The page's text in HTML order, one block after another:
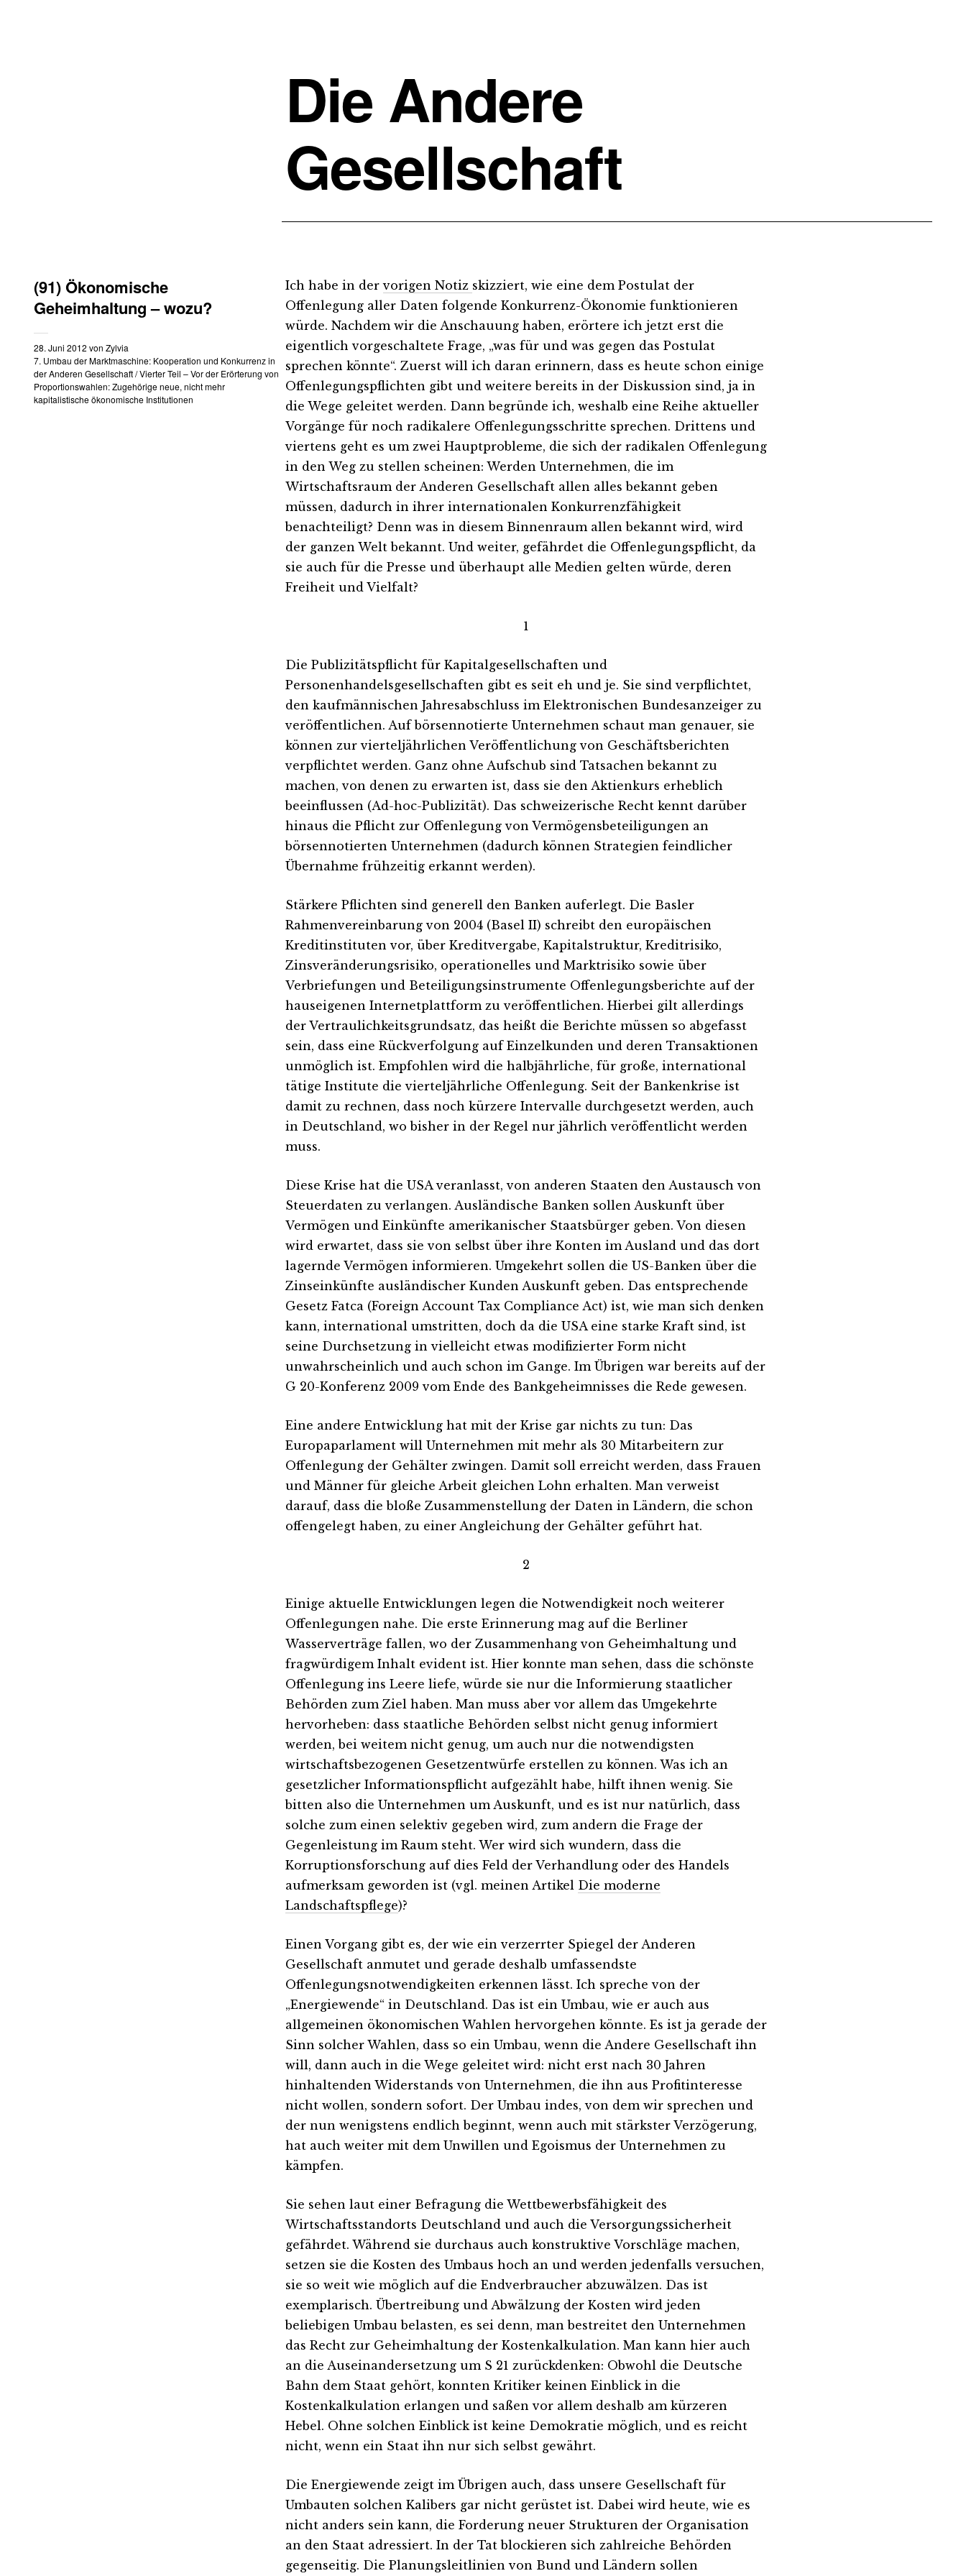
Die Andere
Gesellschaft
(91) Ökonomische
Geheimhaltung – wozu?
28. Juni 2012 von Zylvia
7. Umbau der Marktmaschine: Kooperation und Konkurrenz in
der Anderen Gesellschaft/Vierter Teil – Vor der Erörterung von
Proportionswahlen: Zugehörige neue, nicht mehr
kapitalistische ökonomische Institutionen
Ich habe in dervorigen Notiz skizziert, wie eine dem Postulat der
Offenlegung aller Daten folgende Konkurrenz-Ökonomie funktionieren
würde. Nachdem wir die Anschauung haben, erörtere ich jetzt erst die
eigentlich vorgeschaltete Frage, „was für und was gegen das Postulat
sprechen könnte“. Zuerst will ich daran erinnern, dass es heute schon einige
Offenlegungspflichten gibt und weitere bereits in der Diskussion sind, ja in
die Wege geleitet werden. Dann begründe ich, weshalb eine Reihe aktueller
Vorgänge für noch radikalere Offenlegungsschritte sprechen. Drittens und
viertens geht es um zwei Hauptprobleme, die sich der radikalen Offenlegung
in den Weg zu stellen scheinen: Werden Unternehmen, die im
Wirtschaftsraum der Anderen Gesellschaft allen alles bekannt geben
müssen, dadurch in ihrer internationalen Konkurrenzfähigkeit
benachteiligt? Denn was in diesem Binnenraum allen bekannt wird, wird
der ganzen Welt bekannt. Und weiter, gefährdet die Offenlegungspflicht, da
sie auch für die Presse und überhaupt alle Medien gelten würde, deren
Freiheit und Vielfalt?
1
Die Publizitätspflicht für Kapitalgesellschaften und
Personenhandelsgesellschaften gibt es seit eh und je. Sie sind verpflichtet,
den kaufmännischen Jahresabschluss im Elektronischen Bundesanzeiger zu
veröffentlichen. Auf börsennotierte Unternehmen schaut man genauer, sie
können zur vierteljährlichen Veröffentlichung von Geschäftsberichten
verpflichtet werden. Ganz ohne Aufschub sind Tatsachen bekannt zu
machen, von denen zu erwarten ist, dass sie den Aktienkurs erheblich
beeinflussen (Ad-hoc-Publizität). Das schweizerische Recht kennt darüber
hinaus die Pflicht zur Offenlegung von Vermögensbeteiligungen an
börsennotierten Unternehmen (dadurch können Strategien feindlicher
Übernahme frühzeitig erkannt werden).
Stärkere Pflichten sind generell den Banken auferlegt. Die Basler
Rahmenvereinbarung von 2004 (Basel II) schreibt den europäischen
Kreditinstituten vor, über Kreditvergabe, Kapitalstruktur, Kreditrisiko,
Zinsveränderungsrisiko, operationelles und Marktrisiko sowie über
Verbriefungen und Beteiligungsinstrumente Offenlegungsberichte auf der
hauseigenen Internetplattform zu veröffentlichen. Hierbei gilt allerdings
der Vertraulichkeitsgrundsatz, das heißt die Berichte müssen so abgefasst
sein, dass eine Rückverfolgung auf Einzelkunden und deren Transaktionen
unmöglich ist. Empfohlen wird die halbjährliche, für große, international
tätige Institute die vierteljährliche Offenlegung. Seit der Bankenkrise ist
damit zu rechnen, dass noch kürzere Intervalle durchgesetzt werden, auch
in Deutschland, wo bisher in der Regel nur jährlich veröffentlicht werden
muss.
Diese Krise hat die USA veranlasst, von anderen Staaten den Austausch von
Steuerdaten zu verlangen. Ausländische Banken sollen Auskunft über
Vermögen und Einkünfte amerikanischer Staatsbürger geben. Von diesen
wird erwartet, dass sie von selbst über ihre Konten im Ausland und das dort
lagernde Vermögen informieren. Umgekehrt sollen die US-Banken über die
Zinseinkünfte ausländischer Kunden Auskunft geben. Das entsprechende
Gesetz Fatca (Foreign Account Tax Compliance Act) ist, wie man sich denken
kann, international umstritten, doch da die USA eine starke Kraft sind, ist
seine Durchsetzung in vielleicht etwas modifizierter Form nicht
unwahrscheinlich und auch schon im Gange. Im Übrigen war bereits auf der
G 20-Konferenz 2009 vom Ende des Bankgeheimnisses die Rede gewesen.
Eine andere Entwicklung hat mit der Krise gar nichts zu tun: Das
Europaparlament will Unternehmen mit mehr als 30 Mitarbeitern zur
Offenlegung der Gehälter zwingen. Damit soll erreicht werden, dass Frauen
und Männer für gleiche Arbeit gleichen Lohn erhalten. Man verweist
darauf, dass die bloße Zusammenstellung der Daten in Ländern, die schon
offengelegt haben, zu einer Angleichung der Gehälter geführt hat.
2
Einige aktuelle Entwicklungen legen die Notwendigkeit noch weiterer
Offenlegungen nahe. Die erste Erinnerung mag auf die Berliner
Wasserverträge fallen, wo der Zusammenhang von Geheimhaltung und
fragwürdigem Inhalt evident ist. Hier konnte man sehen, dass die schönste
Offenlegung ins Leere liefe, würde sie nur die Informierung staatlicher
Behörden zum Ziel haben. Man muss aber vor allem das Umgekehrte
hervorheben: dass staatliche Behörden selbst nicht genug informiert
werden, bei weitem nicht genug, um auch nur die notwendigsten
wirtschaftsbezogenen Gesetzentwürfe erstellen zu können. Was ich an
gesetzlicher Informationspflicht aufgezählt habe, hilft ihnen wenig. Sie
bitten also die Unternehmen um Auskunft, und es ist nur natürlich, dass
solche zum einen selektiv gegeben wird, zum andern die Frage der
Gegenleistung im Raum steht. Wer wird sich wundern, dass die
Korruptionsforschung auf dies Feld der Verhandlung oder des Handels
aufmerksam geworden ist (vgl. meinen Artikel Die moderne
Landschaftspflege)?
Einen Vorgang gibt es, der wie ein verzerrter Spiegel der Anderen
Gesellschaft anmutet und gerade deshalb umfassendste
Offenlegungsnotwendigkeiten erkennen lässt. Ich spreche von der
„Energiewende“ in Deutschland. Das ist ein Umbau, wie er auch aus
allgemeinen ökonomischen Wahlen hervorgehen könnte. Es ist ja gerade der
Sinn solcher Wahlen, dass so ein Umbau, wenn die Andere Gesellschaft ihn
will, dann auch in die Wege geleitet wird: nicht erst nach 30 Jahren
hinhaltenden Widerstands von Unternehmen, die ihn aus Profitinteresse
nicht wollen, sondern sofort. Der Umbau indes, von dem wir sprechen und
der nun wenigstens endlich beginnt, wenn auch mit stärkster Verzögerung,
hat auch weiter mit dem Unwillen und Egoismus der Unternehmen zu
kämpfen.
Sie sehen laut einer Befragung die Wettbewerbsfähigkeit des
Wirtschaftsstandorts Deutschland und auch die Versorgungssicherheit
gefährdet. Während sie durchaus auch konstruktive Vorschläge machen,
setzen sie die Kosten des Umbaus hoch an und werden jedenfalls versuchen,
sie so weit wie möglich auf die Endverbraucher abzuwälzen. Das ist
exemplarisch. Übertreibung und Abwälzung der Kosten wird jeden
beliebigen Umbau belasten, es sei denn, man bestreitet den Unternehmen
das Recht zur Geheimhaltung der Kostenkalkulation. Man kann hier auch
an die Auseinandersetzung um S 21 zurückdenken: Obwohl die Deutsche
Bahn dem Staat gehört, konnten Kritiker keinen Einblick in die
Kostenkalkulation erlangen und saßen vor allem deshalb am kürzeren
Hebel. Ohne solchen Einblick ist keine Demokratie möglich, und es reicht
nicht, wenn ein Staat ihn nur sich selbst gewährt.
Die Energiewende zeigt im Übrigen auch, dass unsere Gesellschaft für
Umbauten solchen Kalibers gar nicht gerüstet ist. Dabei wird heute, wie es
nicht anders sein kann, die Forderung neuer Strukturen der Organisation
an den Staat adressiert. In der Tat blockieren sich zahlreiche Behörden
gegenseitig. Die Planungsleitlinien von Bund und Ländern sollen